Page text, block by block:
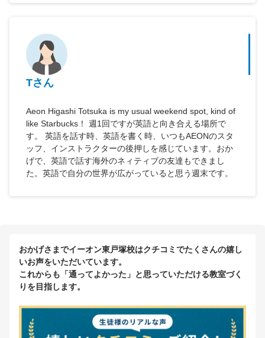
Tさん
Aeon Higashi Totsuka is my usual weekend spot, kind of
like Starbucks！ 週1回ですが英語と向き合える場所で
す。 英語を話す時、英語を書く時、いつもAEONのスタ
ッフ、インストラクターの後押しを感じています。おか
げで、英語で話す海外のネィティブの友達もできまし
た。英語で自分の世界が広がっていると思う週末です。
おかげさまでイーオン東戸塚校はクチコミでたくさんの嬉し
いお声をいただいています。
これからも「通ってよかった」と思っていただける教室づく
りを目指します。